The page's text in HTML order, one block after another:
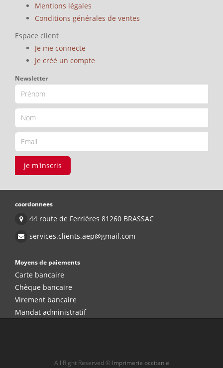
Mentions légales
Conditions générales de ventes
Espace client
Je me connecte
Je créé un compte
Newsletter
je m'inscris
coordonnees
44 route de Ferrières 81260 BRASSAC
services.clients.aep@gmail.com
Moyens de paiements
Carte bancaire
Chèque bancaire
Virement bancaire
Mandat administratif
All Right Reserved © Imprimerie occitanie